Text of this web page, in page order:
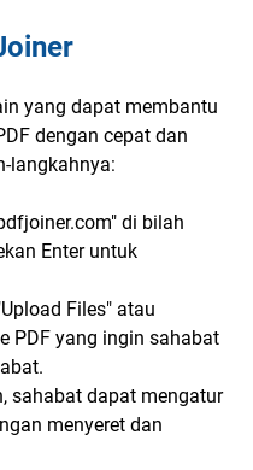
yang dapat membantu
dengan cepat dan
langkahnya:
di bilah
Enter untuk
Files" atau
PDF yang ingin sahabat
sahabat dapat mengatur
menyeret dan